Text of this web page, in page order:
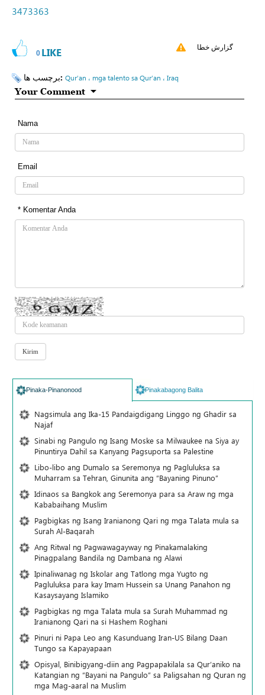
3473363
0 LIKE گزارش خطا
برچسب ها: Qur’an ، mga talento sa Qur’an ، Iraq
Your Comment
Nama
Email
* Komentar Anda
Pinaka-Pinanonood Pinakabagong Balita
Nagsimula ang Ika-15 Pandaigdigang Linggo ng Ghadir sa
Najaf
Sinabi ng Pangulo ng Isang Moske sa Milwaukee na Siya ay
Pinuntirya Dahil sa Kanyang Pagsuporta sa Palestine
Libo-libo ang Dumalo sa Seremonya ng Pagluluksa sa
Muharram sa Tehran, Ginunita ang “Bayaning Pinuno”
Idinaos sa Bangkok ang Seremonya para sa Araw ng mga
Kababaihang Muslim
Pagbigkas ng Isang Iranianong Qari ng mga Talata mula sa
Surah Al-Baqarah
Ang Ritwal ng Pagwawagayway ng Pinakamalaking
Pinagpalang Bandila ng Dambana ng Alawi
Ipinaliwanag ng Iskolar ang Tatlong mga Yugto ng
Pagluluksa para kay Imam Hussein sa Unang Panahon ng
Kasaysayang Islamiko
Pagbigkas ng mga Talata mula sa Surah Muhammad ng
Iranianong Qari na si Hashem Roghani
Pinuri ni Papa Leo ang Kasunduang Iran-US Bilang Daan
Tungo sa Kapayapaan
Opisyal, Binibigyang-diin ang Pagpapakilala sa Qur’aniko na
Katangian ng “Bayani na Pangulo” sa Paligsahan ng Quran ng
mga Mag-aaral na Muslim